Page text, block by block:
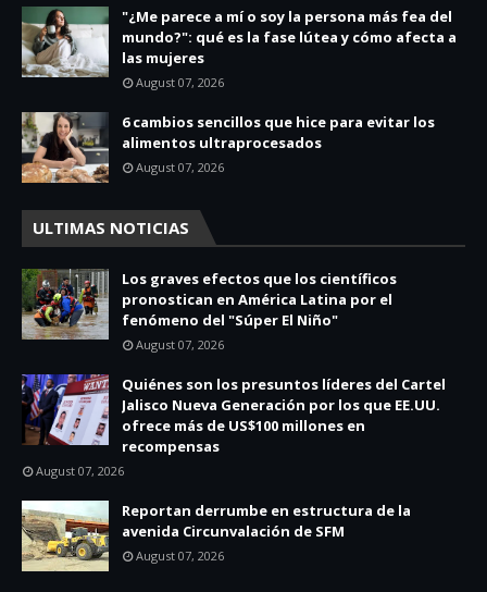
"¿Me parece a mí o soy la persona más fea del
mundo?": qué es la fase lútea y cómo afecta a
las mujeres
August 07, 2026
6 cambios sencillos que hice para evitar los
alimentos ultraprocesados
August 07, 2026
ULTIMAS NOTICIAS
Los graves efectos que los científicos
pronostican en América Latina por el
fenómeno del "Súper El Niño"
August 07, 2026
Quiénes son los presuntos líderes del Cartel
Jalisco Nueva Generación por los que EE.UU.
ofrece más de US$100 millones en
recompensas
August 07, 2026
Reportan derrumbe en estructura de la
avenida Circunvalación de SFM
August 07, 2026